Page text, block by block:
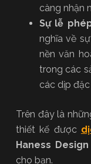
càng nhận
Sự lễ
nghĩa về
nền văn
trong các
các dịp đặc
Trên đây là
thiết kế được
Haness Design
cho bạn.